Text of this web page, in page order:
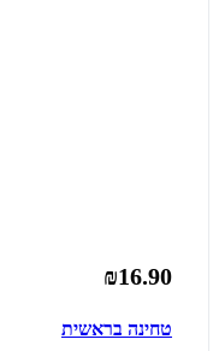
₪16.90
טחינה בראשית